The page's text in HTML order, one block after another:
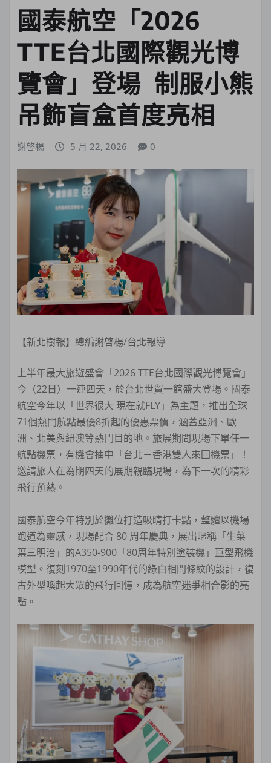
國泰航空「2026
TTE台北國際觀光博
覽會」登場 制服小熊
吊飾盲盒首度亮相
謝啓楊 5 月 22, 2026 0
【新北樹報】總編謝啓楊/台北報導
上半年最大旅遊盛會「2026 TTE台北國際觀光博覽會」
今（22日）一連四天，於台北世貿一館盛大登場。國泰
航空今年以「世界很大 現在就FLY」為主題，推出全球
71個熱門航點最優8折起的優惠票價，涵蓋亞洲、歐
洲、北美與紐澳等熱門目的地。旅展期間現場下單任一
航點機票，有機會抽中「台北－香港雙人來回機票」！
邀請旅人在為期四天的展期親臨現場，為下一次的精彩
飛行預熱。
國泰航空今年特別於攤位打造吸睛打卡點，整體以機場
跑道為靈感，現場配合 80 周年慶典，展出暱稱「生菜
葉三明治」的A350-900「80周年特別塗裝機」巨型飛機
模型。復刻1970至1990年代的綠白相間條紋的設計，復
古外型喚起大眾的飛行回憶，成為航空迷爭相合影的亮
點。